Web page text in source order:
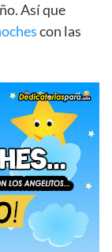
Así que
con las